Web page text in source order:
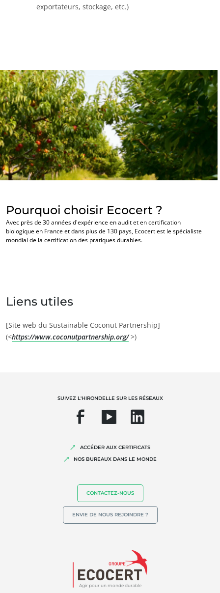
Agriculture biologique
exportateurs, stockage, etc.)
Pourquoi choisir Ecocert ?
Avec près de 30 années d'expérience en audit et en certification
biologique en France et dans plus de 130 pays, Ecocert est le spécialiste
mondial de la certification des pratiques durables.
Liens utiles
[Site web du Sustainable Coconut Partnership]
(<https://www.coconutpartnership.org/>)
Agir pour un monde durable
SUIVEZ L'HIRONDELLE SUR LES RÉSEAUX
ACCÉDER AUX CERTIFICATS
NOS BUREAUX DANS LE MONDE
CONTACTEZ-NOUS
ENVIE DE NOUS REJOINDRE ?